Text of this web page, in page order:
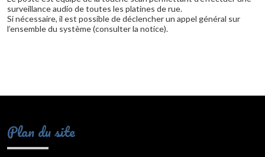
surveillance audio de toutes les platines de rue.
Si nécessaire, il est possible de déclencher un appel général sur
l’ensemble du système (consulter la notice).
Plan du site